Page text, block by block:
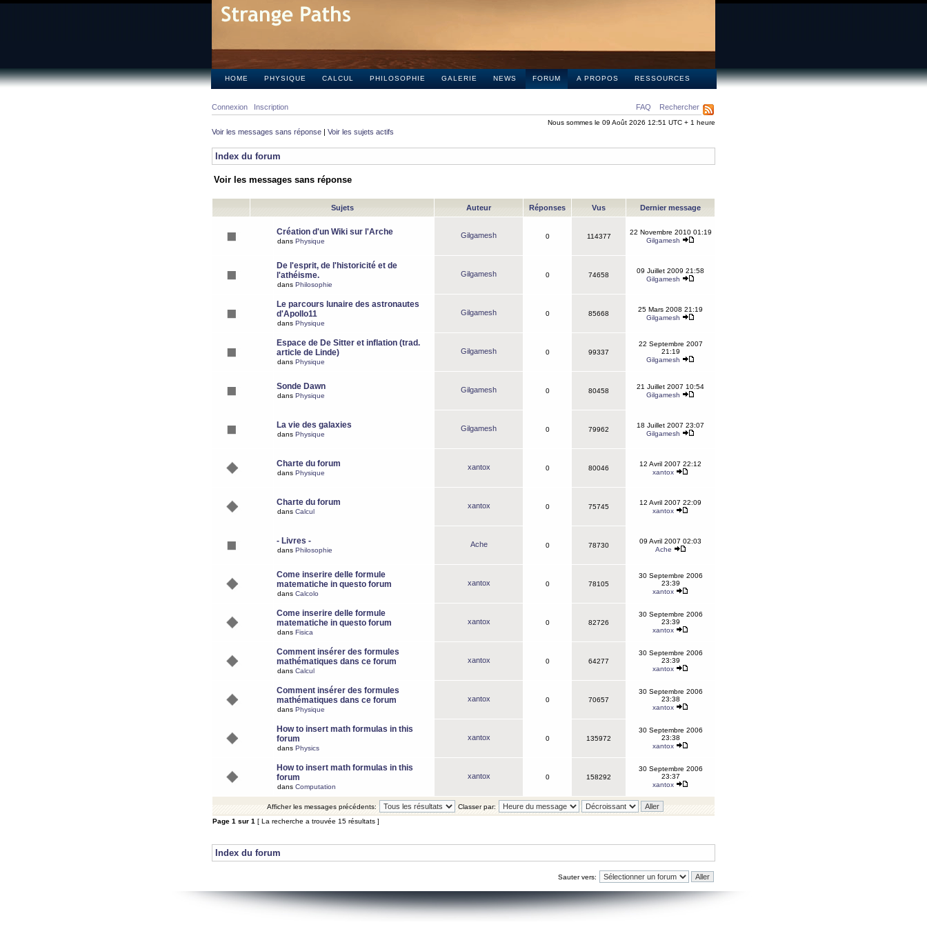
HOME PHYSIQUE CALCUL PHILOSOPHIE GALERIE NEWS FORUM A PROPOS RESSOURCES
FAQ Rechercher
Connexion Inscription
Nous sommes le 09 Août 2026 12:51 UTC + 1 heure
Voir les messages sans réponse | Voir les sujets actifs
Index du forum
Voir les messages sans réponse
Sujets Auteur Réponses Vus Dernier message
Création d'un Wiki sur l'Arche
dans Physique
Gilgamesh 0 114377
22 Novembre 2010 01:19
Gilgamesh
De l'esprit, de l'historicité et de
l'athéisme.
dans Philosophie
Gilgamesh 0 74658
09 Juillet 2009 21:58
Gilgamesh
Le parcours lunaire des astronautes
d'Apollo11
dans Physique
Gilgamesh 0 85668
25 Mars 2008 21:19
Gilgamesh
Espace de De Sitter et inflation (trad.
article de Linde)
dans Physique
Gilgamesh 0 99337
22 Septembre 2007
21:19
Gilgamesh
Sonde Dawn
dans Physique
Gilgamesh 0 80458
21 Juillet 2007 10:54
Gilgamesh
La vie des galaxies
dans Physique
Gilgamesh 0 79962
18 Juillet 2007 23:07
Gilgamesh
Charte du forum
dans Physique
xantox 0 80046
12 Avril 2007 22:12
xantox
Charte du forum
dans Calcul
xantox 0 75745
12 Avril 2007 22:09
xantox
- Livres -
dans Philosophie
Ache 0 78730
09 Avril 2007 02:03
Ache
Come inserire delle formule
matematiche in questo forum
dans Calcolo
xantox 0 78105
30 Septembre 2006
23:39
xantox
Come inserire delle formule
matematiche in questo forum
dans Fisica
xantox 0 82726
30 Septembre 2006
23:39
xantox
Comment insérer des formules
mathématiques dans ce forum
dans Calcul
xantox 0 64277
30 Septembre 2006
23:39
xantox
Comment insérer des formules
mathématiques dans ce forum
dans Physique
xantox 0 70657
30 Septembre 2006
23:38
xantox
How to insert math formulas in this
forum
dans Physics
xantox 0 135972
30 Septembre 2006
23:38
xantox
How to insert math formulas in this
forum
dans Computation
xantox 0 158292
30 Septembre 2006
23:37
xantox
Afficher les messages précédents:
Classer par:
Page 1 sur 1 [ La recherche a trouvée 15 résultats ]
Index du forum
Sauter vers: